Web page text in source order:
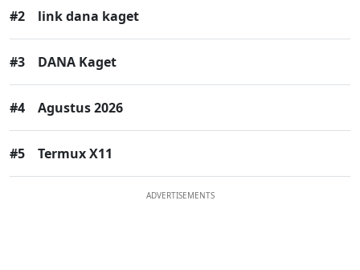
#2 link dana kaget
#3 DANA Kaget
#4 Agustus 2026
#5 Termux X11
ADVERTISEMENTS